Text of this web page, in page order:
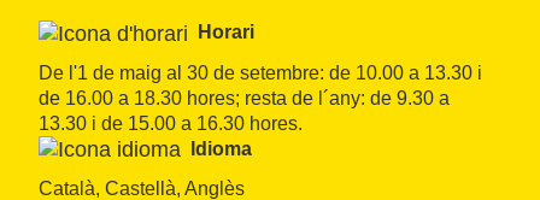
Horari
De l'1 de maig al 30 de setembre: de 10.00 a 13.30 i
de 16.00 a 18.30 hores; resta de l´any: de 9.30 a
13.30 i de 15.00 a 16.30 hores.
Idioma
Català, Castellà, Anglès